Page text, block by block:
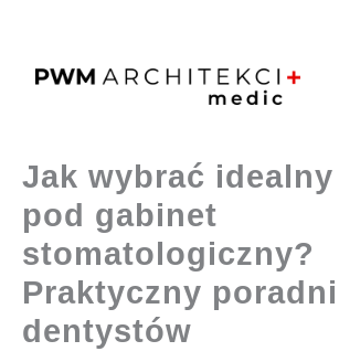
treści
Jak wybrać
pod gabinet
stomatologiczny?
Praktyczny
dentystów